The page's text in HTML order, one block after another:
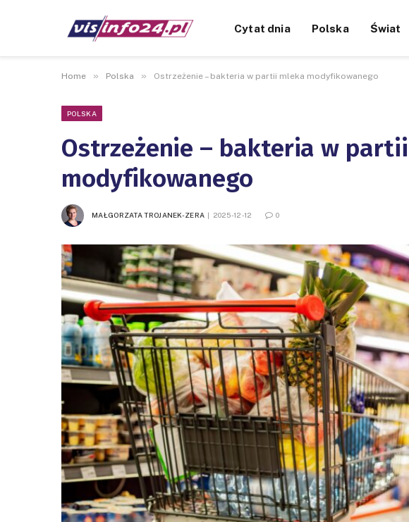
Cytat dnia Polska Świat
Home » Polska » Ostrzeżenie – bakteria w partii mleka modyfikowanego
POLSKA
Ostrzeżenie – bakteria w
modyfikowanego
MAŁGORZATA TROJANEK-ZERA 2025-12-12 0